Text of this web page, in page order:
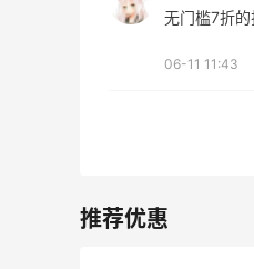
无门槛7折
06-11 11:43